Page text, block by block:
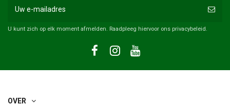
U kunt zich op elk moment afmelden. Raadpleeg hiervoor ons privacybeleid.
OVER